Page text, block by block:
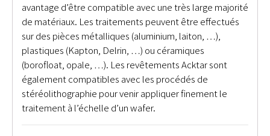
avantage d’être compatible avec une très large majorité
de matériaux. Les traitements peuvent être effectués
sur des pièces métalliques (aluminium, laiton, …),
plastiques (Kapton, Delrin, …) ou céramiques
(borofloat, opale, …). Les revêtements Acktar sont
également compatibles avec les procédés de
stéréolithographie pour venir appliquer finement le
traitement à l’échelle d’un wafer.